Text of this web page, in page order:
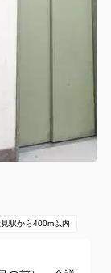
1〜30名
駅から400m以内